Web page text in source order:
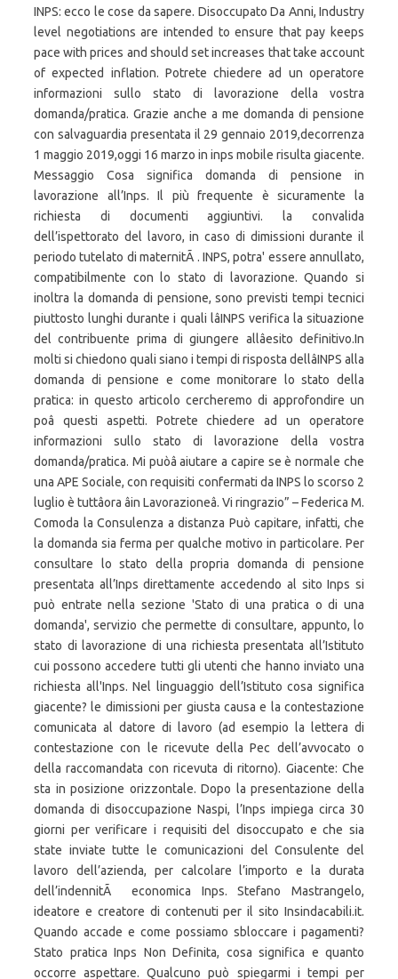
INPS: ecco le cose da sapere. Disoccupato Da Anni, Industry
level negotiations are intended to ensure that pay keeps
pace with prices and should set increases that take account
of expected inflation. Potrete chiedere ad un operatore
informazioni sullo stato di lavorazione della vostra
domanda/pratica. Grazie anche a me domanda di pensione
con salvaguardia presentata il 29 gennaio 2019,decorrenza
1 maggio 2019,oggi 16 marzo in inps mobile risulta giacente.
Messaggio Cosa significa domanda di pensione in
lavorazione all’Inps. Il più frequente è sicuramente la
richiesta di documenti aggiuntivi. la convalida
dell’ispettorato del lavoro, in caso di dimissioni durante il
periodo tutelato di maternitÃ . INPS, potra' essere annullato,
compatibilmente con lo stato di lavorazione. Quando si
inoltra la domanda di pensione, sono previsti tempi tecnici
piuttosto lunghi durante i quali lâINPS verifica la situazione
del contribuente prima di giungere allâesito definitivo.In
molti si chiedono quali siano i tempi di risposta dellâINPS alla
domanda di pensione e come monitorare lo stato della
pratica: in questo articolo cercheremo di approfondire un
poâ questi aspetti. Potrete chiedere ad un operatore
informazioni sullo stato di lavorazione della vostra
domanda/pratica. Mi puòâ aiutare a capire se è normale che
una APE Sociale, con requisiti confermati da INPS lo scorso 2
luglio è tuttâora âin Lavorazioneâ. Vi ringrazio” – Federica M.
Comoda la Consulenza a distanza Può capitare, infatti, che
la domanda sia ferma per qualche motivo in particolare. Per
consultare lo stato della propria domanda di pensione
presentata all’Inps direttamente accedendo al sito Inps si
può entrate nella sezione 'Stato di una pratica o di una
domanda', servizio che permette di consultare, appunto, lo
stato di lavorazione di una richiesta presentata all’Istituto
cui possono accedere tutti gli utenti che hanno inviato una
richiesta all'Inps. Nel linguaggio dell’Istituto cosa significa
giacente? le dimissioni per giusta causa e la contestazione
comunicata al datore di lavoro (ad esempio la lettera di
contestazione con le ricevute della Pec dell’avvocato o
della raccomandata con ricevuta di ritorno). Giacente: Che
sta in posizione orizzontale. Dopo la presentazione della
domanda di disoccupazione Naspi, l’Inps impiega circa 30
giorni per verificare i requisiti del disoccupato e che sia
state inviate tutte le comunicazioni del Consulente del
lavoro dell’azienda, per calcolare l’importo e la durata
dell’indennitÃ economica Inps. Stefano Mastrangelo,
ideatore e creatore di contenuti per il sito Insindacabili.it.
Quando accade e come possiamo sbloccare i pagamenti?
Stato pratica Inps Non Definita, cosa significa e quanto
occorre aspettare. Qualcuno può spiegarmi i tempi per